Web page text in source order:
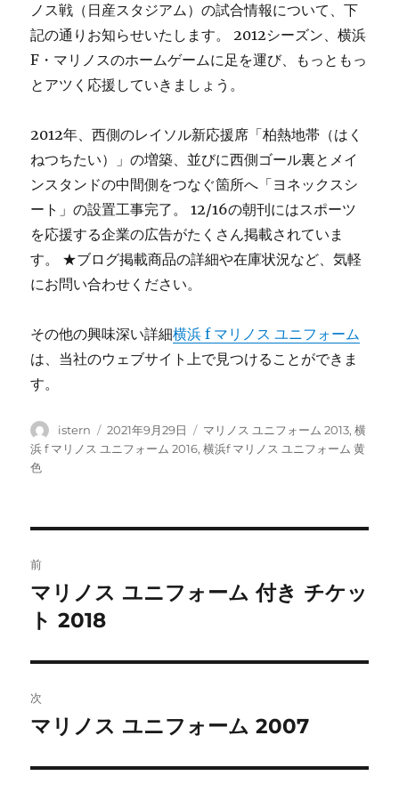
ノス戦（日産スタジアム）の試合情報について、下
記の通りお知らせいたします。 2012シーズン、横浜
F・マリノスのホームゲームに足を運び、もっともっ
とアツく応援していきましょう。
2012年、西側のレイソル新応援席「柏熱地帯（はく
ねつちたい）」の増築、並びに西側ゴール裏とメイ
ンスタンドの中間側をつなぐ箇所へ「ヨネックスシ
ート」の設置工事完了。 12/16の朝刊にはスポーツ
を応援する企業の広告がたくさん掲載されていま
す。 ★ブログ掲載商品の詳細や在庫状況など、気軽
にお問い合わせください。
その他の興味深い詳細横浜 f マリノス ユニフォーム
は、当社のウェブサイト上で見つけることができま
す。
投
稿
istern
投
稿
2021年9月29日
タ
グ
マリノス ユニフォーム 2013,横
浜 f マリノス ユニフォーム 2016,横浜f マリノス ユニフォーム 黄
色
稿
ナ
ビ
ゲ
ー
シ
前
前
の
稿:
マリノス ユニフォーム 付き チケッ
ト 2018
次
次
投
マリノス ユニフォーム 2007